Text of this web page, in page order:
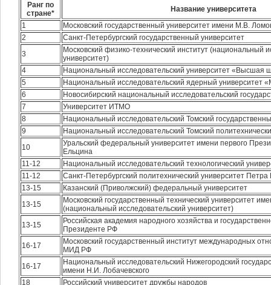
Ранг по
стране*
Название университета
1
Московский государственный университет имени М.В.
2
Санкт-Петербургский государственный университет
3
Московский физико-технический институт (национальный
университет)
4
Национальный исследовательский университет «Высшая
5
Национальный исследовательский ядерный университет
6
Новосибирский национальный исследовательский
7
Университет ИТМО
8
Национальный исследовательский Томский
9
Национальный исследовательский Томский
10
Уральский федеральный университет имени первого
Ельцина
11-12
Национальный исследовательский технологический
11-12
Санкт-Петербургский политехнический университет Петра
13-15
Казанский (Приволжский) федеральный университет
13-15
Московский государственный технический университет
(национальный исследовательский университет)
13-15
Российская академия народного хозяйства и
Президенте РФ
16-17
Московский государственный институт международных
МИД РФ
16-17
Национальный исследовательский Нижегородский
имени Н.И. Лобачевского
18
Российский университет дружбы народов